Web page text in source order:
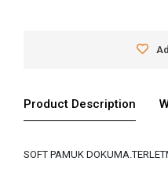
Product Description
SOFT PAMUK